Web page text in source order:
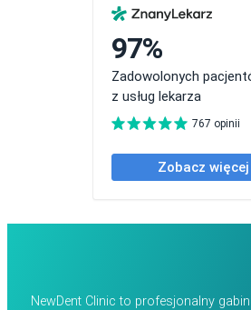
NewDent Clinic to profesjonalny